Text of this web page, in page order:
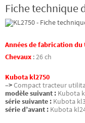
Fiche technique
Années de fabrication
Chevaux :26 ch
Kubota kl2750
–>Compact tracteur
modèle suivant : Kubota
série suivante : Kubota
série d’avant : Kubota